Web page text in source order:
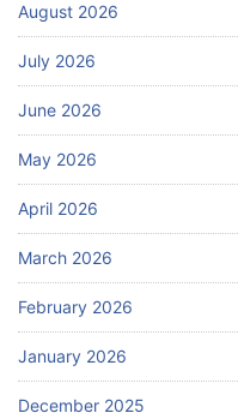
August 2026
July 2026
June 2026
May 2026
April 2026
March 2026
February 2026
January 2026
December 2025